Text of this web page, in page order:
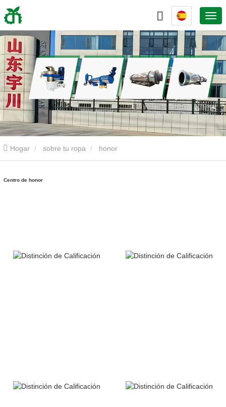
Hogar sobre tu ropa honor
Centro de honor